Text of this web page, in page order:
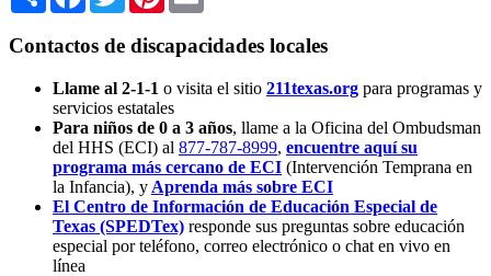
Contactos de discapacidades locales
Llame al 2-1-1 o visita el sitio 211texas.org para programas y
servicios estatales
Para niños de 0 a 3 años, llame a la Oficina del Ombudsman
del HHS (ECI) al 877-787-8999, encuentre aquí su
programa más cercano de ECI (Intervención Temprana en
la Infancia), y Aprenda más sobre ECI
El Centro de Información de Educación Especial de
Texas (SPEDTex) responde sus preguntas sobre educación
especial por teléfono, correo electrónico o chat en vivo en
línea